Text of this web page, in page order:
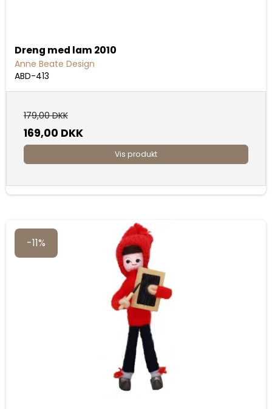
Dreng med lam 2010
Anne Beate Design
ABD-413
179,00 DKK
169,00 DKK
Vis produkt
-11%